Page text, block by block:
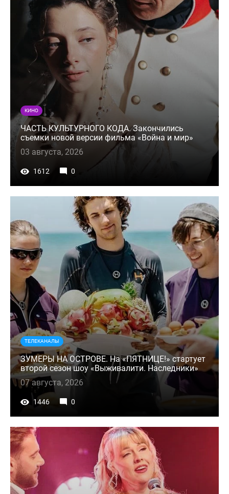
КИНО
ЧАСТЬ КУЛЬТУРНОГО КОДА. Закончились
съемки новой версии фильма «Война и мир»
03 августа, 2026
1612 0
ТЕЛЕКАНАЛЫ
ЗУМЕРЫ НА ОСТРОВЕ. На «ПЯТНИЦЕ!» стартует
второй сезон шоу «Выживалити. Наследники»
07 августа, 2026
1446 0